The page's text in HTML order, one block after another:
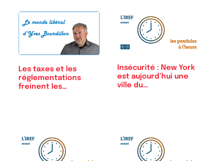
Les taxes et les
réglementations
freinent les…
Insécurité : New York
est aujourd’hui une
ville du…